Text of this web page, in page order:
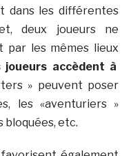
dans les différentes
deux joueurs ne
par les mêmes lieux
joueurs accèdent à
» peuvent poser
les «aventuriers »
etc.